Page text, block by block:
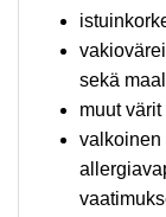
sekä
muut
valkoinen